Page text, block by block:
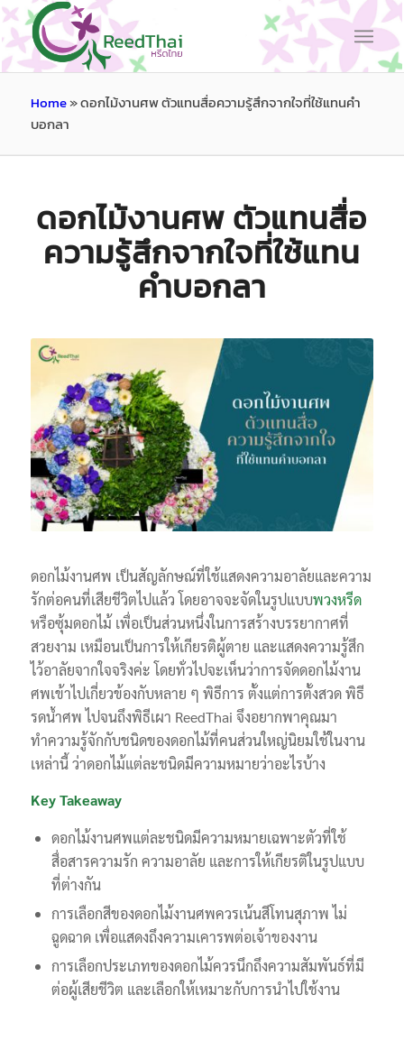
Home»ดอกไม้งานศพ ตัวแทนสื่อความรู้สึกจากใจที่ใช้แทนคำ
บอกลา
ดอกไม้งานศพ ตัวแทนสื่อ
ความรู้สึกจากใจที่ใช้แทน
คำบอกลา
ดอกไม้งานศพ เป็นสัญลักษณ์ที่ใช้แสดงความอาลัยและความ
รักต่อคนที่เสียชีวิตไปแล้ว โดยอาจจะจัดในรูปแบบพวงหรีด
หรือซุ้มดอกไม้ เพื่อเป็นส่วนหนึ่งในการสร้างบรรยากาศที่
สวยงาม เหมือนเป็นการให้เกียรติผู้ตาย และแสดงความรู้สึก
ไว้อาลัยจากใจจริงค่ะ โดยทั่วไปจะเห็นว่าการจัดดอกไม้งาน
ศพเข้าไปเกี่ยวข้องกับหลาย ๆ พิธีการ ตั้งแต่การตั้งสวด พิธี
รดน้ำศพ ไปจนถึงพิธีเผา ReedThai จึงอยากพาคุณมา
ทำความรู้จักกับชนิดของดอกไม้ที่คนส่วนใหญ่นิยมใช้ในงาน
เหล่านี้ ว่าดอกไม้แต่ละชนิดมีความหมายว่าอะไรบ้าง
Key Takeaway
ดอกไม้งานศพแต่ละชนิดมีความหมายเฉพาะตัวที่ใช้
สื่อสารความรัก ความอาลัย และการให้เกียรติในรูปแบบ
ที่ต่างกัน
การเลือกสีของดอกไม้งานศพควรเน้นสีโทนสุภาพ ไม่
ฉูดฉาด เพื่อแสดงถึงความเคารพต่อเจ้าของงาน
การเลือกประเภทของดอกไม้ควรนึกถึงความสัมพันธ์ที่มี
ต่อผู้เสียชีวิต และเลือกให้เหมาะกับการนำไปใช้งาน